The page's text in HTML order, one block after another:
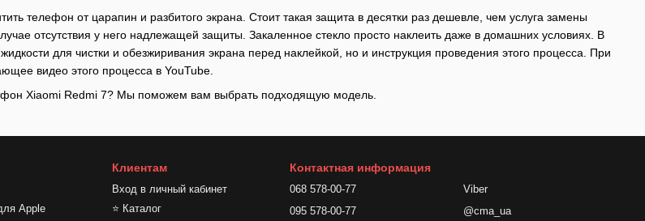
телефон от царапин и разбитого экрана. Стоит такая защита в десятки раз дешевле, чем услуга замены
отсутствия у него надлежащей защиты. Закаленное стекло просто наклеить даже в домашних условиях. В
для чистки и обезжиривания экрана перед наклейкой, но и инструкция проведения этого процесса. При
видео этого процесса в YouTube.
Xiaomi Redmi 7? Мы поможем вам выбрать подходящую модель.
Apple
Клиентам
Вход в личный кабинет
⭐ Каталог
Контактная информация
068 578-00-77
095 578-00-77
Viber
@cma_ua